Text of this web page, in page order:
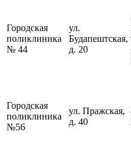
Городская
поликлиника
№ 44
ул.
Будапештская,
д. 20
Городская
поликлиника
№56
ул. Пражская,
д. 40